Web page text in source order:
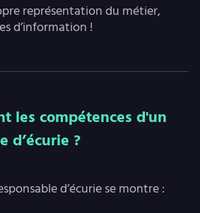
représentation du métier,
d’information !
les compétences d'un
d’écurie ?
d’écurie se montre :